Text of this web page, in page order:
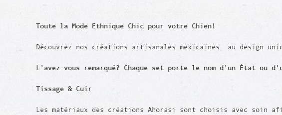
Toute la Mode Ethnique Chic pour votre Chien!
Découvrez nos créations artisanales mexicaines au design
L’avez-vous remarqué? Chaque set porte le nom d’un État ou
Tissage & Cuir
Les matériaux des créations Ahorasi sont choisis avec soin